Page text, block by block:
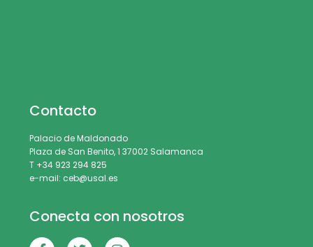
Contacto
Palacio de Maldonado
Plaza de San Benito, 1 37002 Salamanca
T +34 923 294 825
e-mail: ceb@usal.es
Conecta con nosotros